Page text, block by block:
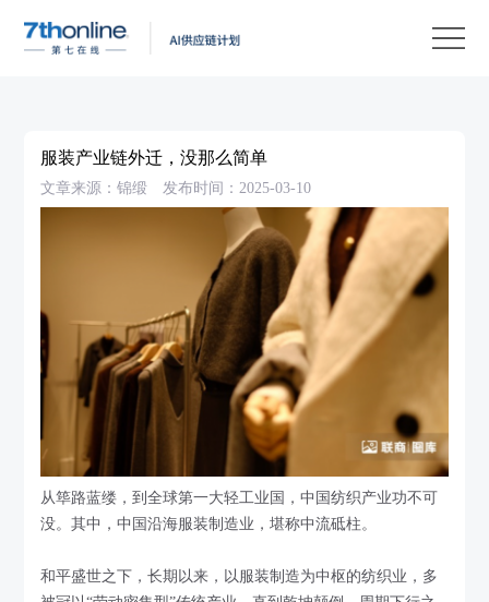
服装产业链外迁，没那么简单
文章来源：锦缎 发布时间：2025-03-10
从筚路蓝缕，到全球第一大轻工业国，中国纺织产业功不可
没。其中，中国沿海服装制造业，堪称中流砥柱。
和平盛世之下，长期以来，以服装制造为中枢的纺织业，多